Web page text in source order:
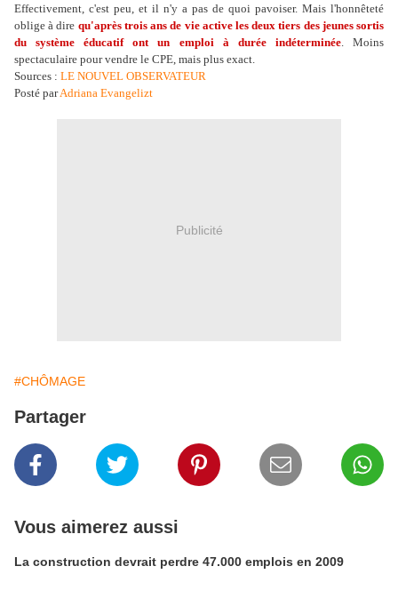
Effectivement, c'est peu, et il n'y a pas de quoi pavoiser. Mais l'honnêteté
oblige à dire qu'après trois ans de vie active les deux tiers des jeunes sortis
du système éducatif ont un emploi à durée indéterminée. Moins
spectaculaire pour vendre le CPE, mais plus exact.
Sources : LE NOUVEL OBSERVATEUR
Posté parAdriana Evangelizt
Publicité
#CHÔMAGE
Partager
Vous aimerez aussi
La construction devrait perdre 47.000 emplois en 2009